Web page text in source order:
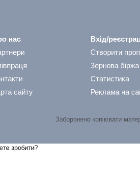
нас
сайту
Вхід/
Створити
Зернова біржа
Статистика
Реклама на
Заборонено копіювати
зробити?